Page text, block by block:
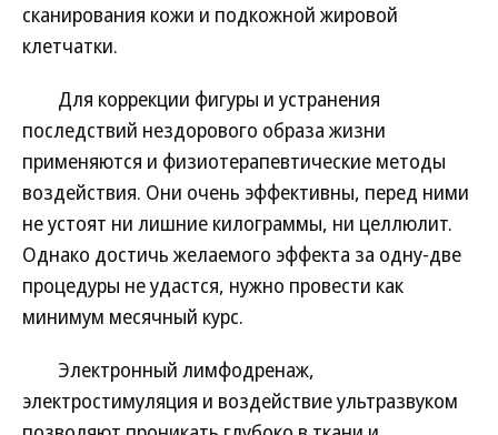
сканирования кожи и подкожной жировой
клетчатки.
Для коррекции фигуры и устранения
последствий нездорового образа жизни
применяются и физиотерапевтические методы
воздействия. Они очень эффективны, перед ними
не устоят ни лишние килограммы, ни целлюлит.
Однако достичь желаемого эффекта за одну-две
процедуры не удастся, нужно провести как
минимум месячный курс.
Электронный лимфодренаж,
электростимуляция и воздействие ультразвуком